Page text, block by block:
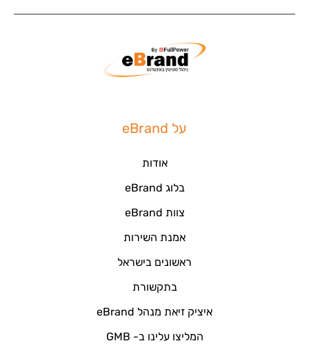
על eBrand
אודות
בלוג eBrand
צוות eBrand
אמנת השירות
ראשונים בישראל
בתקשורת
איציק זיאת מנהל eBrand
המליצו עלינו ב- GMB